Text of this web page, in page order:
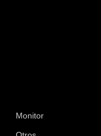
Monitor